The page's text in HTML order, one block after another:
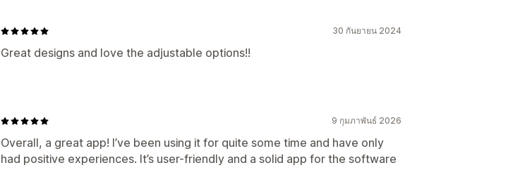
30 กันยายน 2024
Great designs and love the adjustable options!!
9 กุมภาพันธ์ 2026
Overall, a great app! I’ve been using it for quite some time and have only
had positive experiences. It’s user-friendly and a solid app for the software